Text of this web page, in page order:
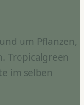
um Pflanzen,
Tropicalgreen
im selben